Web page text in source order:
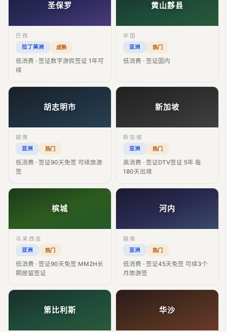
圣保罗
巴西
拉丁美洲
成熟
低消费 · 签证数字游民签证 1年可
续
黄山黟县
中国
亚洲
热门
低消费 · 签证国内
胡志明市
越南
亚洲
热门
低消费 · 签证90天免签 可续旅游
签
新加坡
新加坡
亚洲
热门
高消费 · 签证DTV签证 5年 每
180天出境
槟城
马来西亚
亚洲
热门
低消费 · 签证90天免签 MM2H长
期居留签证
河内
越南
亚洲
热门
低消费 · 签证45天免签 可续3个
月旅游签
第比利斯 华沙